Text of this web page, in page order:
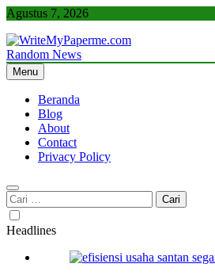
Skip
content
Agustus 7, 2026
WriteMyPaperme.com
Bisnis, Kuliner, Teknologi
Random News
Menu
Beranda
Blog
About
Contact
Privacy Policy
Cari
untuk:
Headlines